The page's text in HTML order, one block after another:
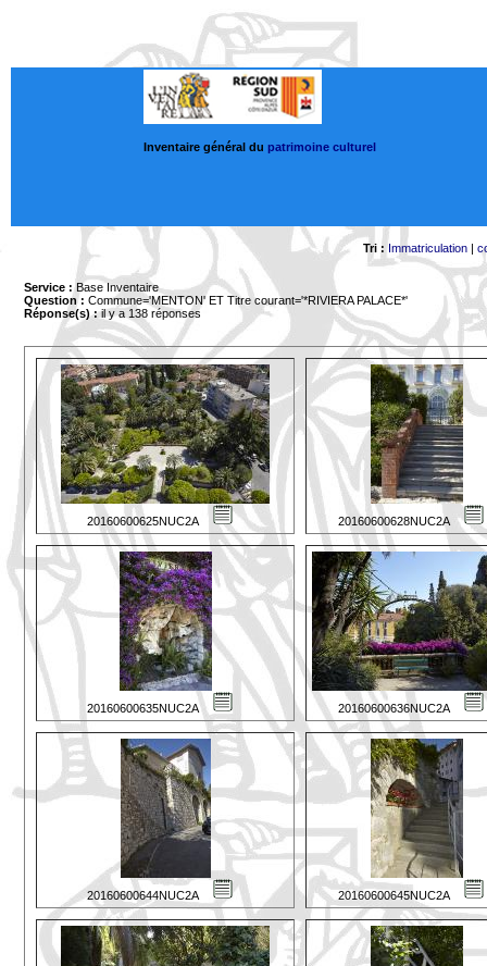
Inventaire général du patrimoine culturel
Tri : Immatriculation|
Service : Base Inventaire
Question : Commune='MENTON' ET Titre courant='*RIVIERA PALACE*'
Réponse(s) :il y a 138 réponses
20160600625NUC2A 20160600628NUC2A
20160600635NUC2A 20160600636NUC2A
20160600644NUC2A 20160600645NUC2A